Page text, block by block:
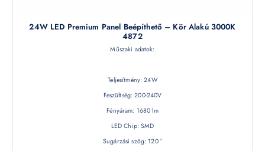
24W LED Premium Panel Beépíthető – Kör Alakú 3000K
4872
Műszaki adatok:
Teljesítmény: 24W
Feszültség: 200-240V
Fényáram: 1680 lm
LED Chip: SMD
Sugárzási szög: 120 °